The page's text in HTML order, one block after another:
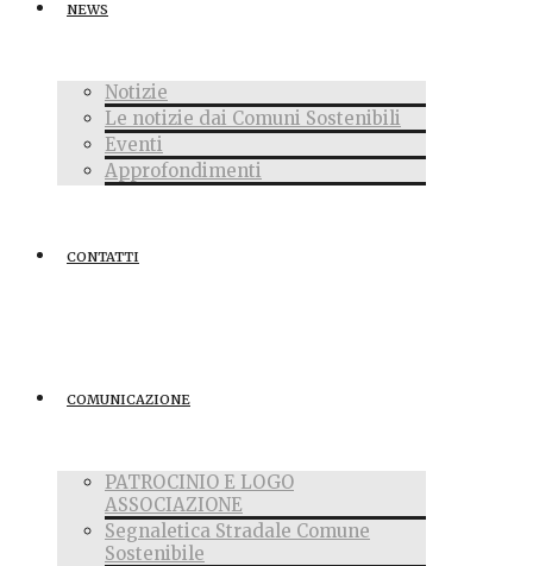
NEWS
Notizie
Le notizie dai Comuni Sostenibili
Eventi
Approfondimenti
CONTATTI
COMUNICAZIONE
PATROCINIO E LOGO
ASSOCIAZIONE
Segnaletica Stradale Comune
Sostenibile